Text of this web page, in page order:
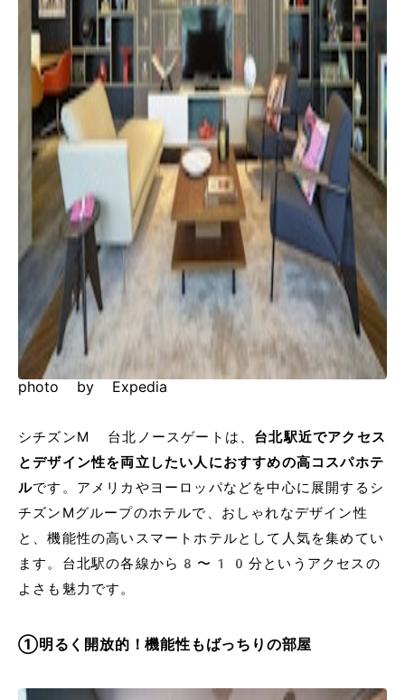
photo by Expedia
シチズンM 台北ノースゲートは、 台北駅近でアクセス
とデザイン性を両立したい人におすすめの高コスパホテ
ルです。アメリカやヨーロッパなどを中心に展開するシ
チズンMグループのホテルで、おしゃれなデザイン性
と、機能性の高いスマートホテルとして人気を集めてい
ます。台北駅の各線から8〜10分というアクセスの
よさも魅力です。
①明るく開放的！機能性もばっちりの部屋